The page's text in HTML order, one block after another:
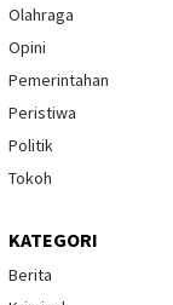
Olahraga
Opini
Pemerintahan
Peristiwa
Politik
Tokoh
KATEGORI
Berita